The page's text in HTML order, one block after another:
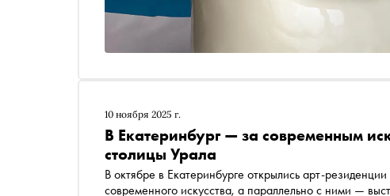
10 ноября 2025 г.
В Екатеринбург — за современным
столицы Урала
В октябре в Екатеринбурге открылись арт-
современного искусства, а параллельно с ними —